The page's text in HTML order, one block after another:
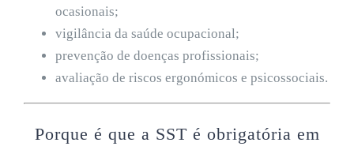
ocasionais;
vigilância da saúde ocupacional;
prevenção de doenças profissionais;
avaliação de riscos ergonómicos e psicossociais.
Porque é que a SST é obrigatória em